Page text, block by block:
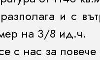
и с
на 3/8 ид.ч.
с нас за